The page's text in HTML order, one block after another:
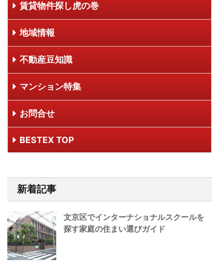
賃貸物件探し虎の巻
地域情報
不動産豆知識
マンション特集
お問合せ
BESTEX TOP
新着記事
文京区でインターナショナルスクールを
探す家庭の住まい選びガイド